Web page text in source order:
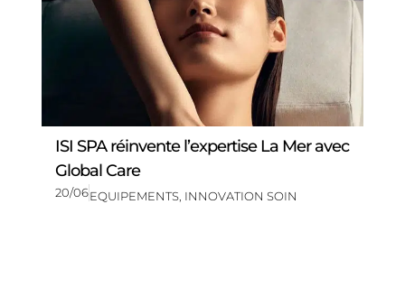
ISI SPA réinvente l’expertise La Mer avec
Global Care
20/06EQUIPEMENTS, INNOVATION SOIN